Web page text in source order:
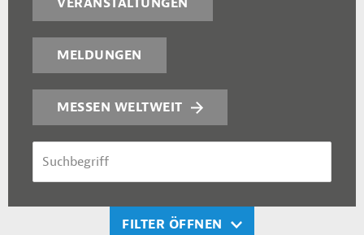
VERANSTALTUNGEN
MELDUNGEN
MESSEN WELTWEIT
FILTER ÖFFNEN